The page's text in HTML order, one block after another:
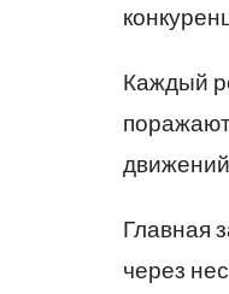
Каждый
Главная
через